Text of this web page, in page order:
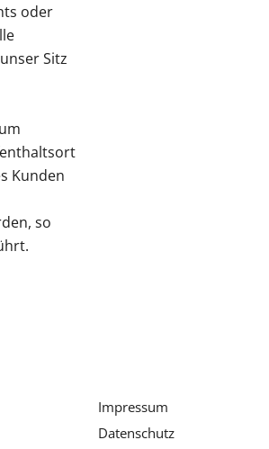
oder
Sitz
Kunden
so
Impressum
Datenschutz